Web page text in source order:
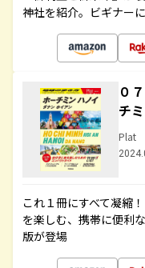
神社を紹介。ビギナー
０
チ
Plat
これ１冊にすべて凝縮
を楽しむ、携帯に便利
版が登場